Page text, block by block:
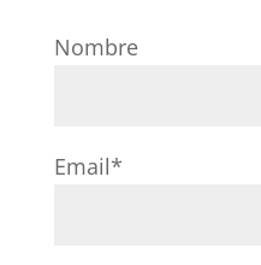
Nombre
Email*